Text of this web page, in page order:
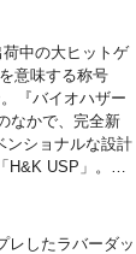
いいただく代金
中の大ヒットゲ
意味する称号
『バイオハザー
なかで、完全新
ンショナルな設計
USP」。ス
レしたラバーダッ